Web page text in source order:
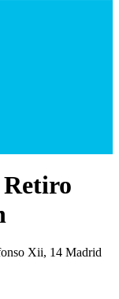
Xii, 14 Madrid